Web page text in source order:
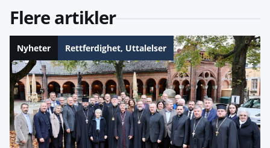
Flere artikler
Nyheter Rettferdighet, Uttalelser